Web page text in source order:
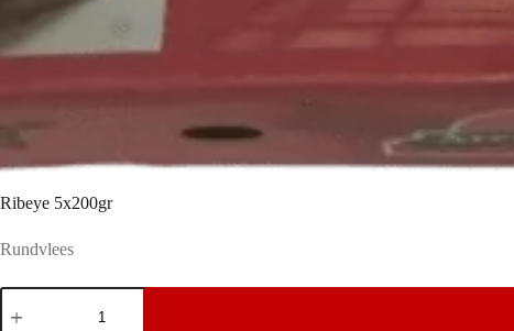
Ribeye 5x200gr
Rundvlees
Ribeye
5x200gr